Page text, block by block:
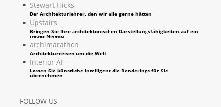
Stewart Hicks
Der Architekturlehrer, den wir alle gerne hätten
Upstairs
Bringen Sie Ihre architektonischen Darstellungsfähigkeiten auf ein
neues Niveau
archimarathon
Architekturreisen um die Welt
Interior AI
Lassen Sie künstliche Intelligenz die Renderings für Sie
übernehmen
FOLLOW US